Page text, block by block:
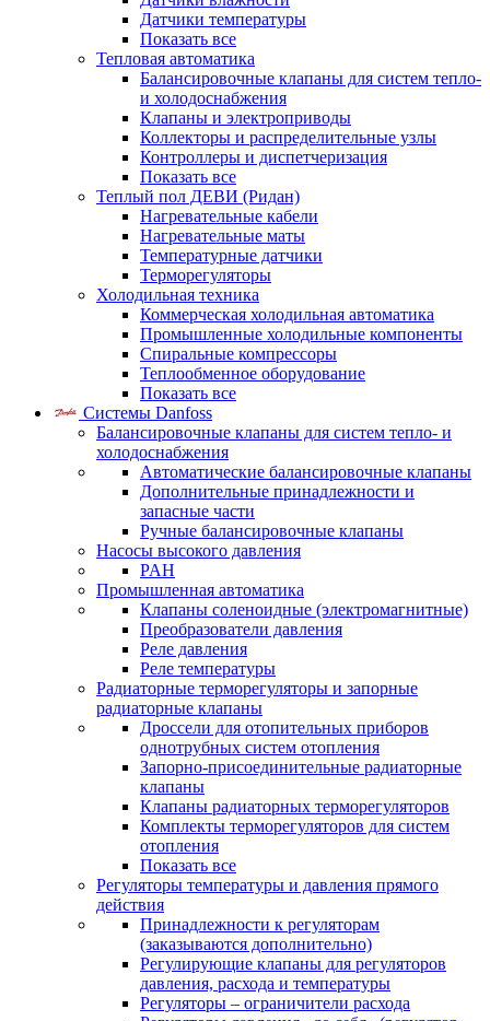
Датчики температуры
Показать все
Тепловая автоматика
Балансировочные клапаны для систем тепло-
и холодоснабжения
Клапаны и электроприводы
Коллекторы и распределительные узлы
Контроллеры и диспетчеризация
Показать все
Теплый пол ДЕВИ (Ридан)
Нагревательные кабели
Нагревательные маты
Температурные датчики
Терморегуляторы
Холодильная техника
Коммерческая холодильная автоматика
Промышленные холодильные компоненты
Спиральные компрессоры
Теплообменное оборудование
Показать все
Системы Danfoss
Балансировочные клапаны для систем тепло- и
холодоснабжения
Автоматические балансировочные клапаны
Дополнительные принадлежности и
запасные части
Ручные балансировочные клапаны
Насосы высокого давления
PAH
Промышленная автоматика
Клапаны соленоидные (электромагнитные)
Преобразователи давления
Реле давления
Реле температуры
Радиаторные терморегуляторы и запорные
радиаторные клапаны
Дроссели для отопительных приборов
однотрубных систем отопления
Запорно-присоединительные радиаторные
клапаны
Клапаны радиаторных терморегуляторов
Комплекты терморегуляторов для систем
отопления
Показать все
Регуляторы температуры и давления прямого
действия
Принадлежности к регуляторам
(заказываются дополнительно)
Регулирующие клапаны для регуляторов
давления, расхода и температуры
Регуляторы – ограничители расхода